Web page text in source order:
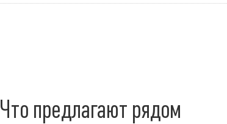
Что предлагают рядом